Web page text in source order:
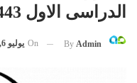
الدراسى الاول 1443 هـ
By Admin
On يوليو 6, 2020